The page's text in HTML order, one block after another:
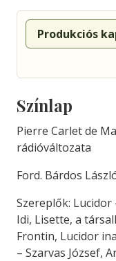
Produkciós
Színlap
Pierre Carlet de
rádióváltozata
Ford. Bárdos
Szereplők:
Idi, Lisette, a
Frontin, Lucidor
– Szarvas József,